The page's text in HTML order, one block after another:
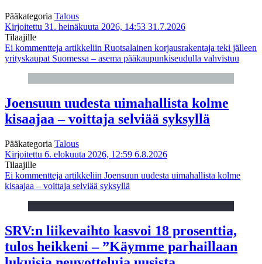
Pääkategoria Talous
Kirjoitettu 31. heinäkuuta 2026, 14:53 31.7.2026
Tilaajille
Ei kommentteja artikkeliin Ruotsalainen korjausrakentaja teki jälleen
yrityskaupat Suomessa – asema pääkaupunkiseudulla vahvistuu
Joensuun uudesta uimahallista kolme
kisaajaa – voittaja selviää syksyllä
Pääkategoria Talous
Kirjoitettu 6. elokuuta 2026, 12:59 6.8.2026
Tilaajille
Ei kommentteja artikkeliin Joensuun uudesta uimahallista kolme
kisaajaa – voittaja selviää syksyllä
SRV:n liikevaihto kasvoi 18 prosenttia,
tulos heikkeni – ”Käymme parhaillaan